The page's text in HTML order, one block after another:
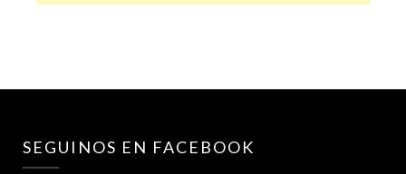
SEGUINOS EN FACEBOOK